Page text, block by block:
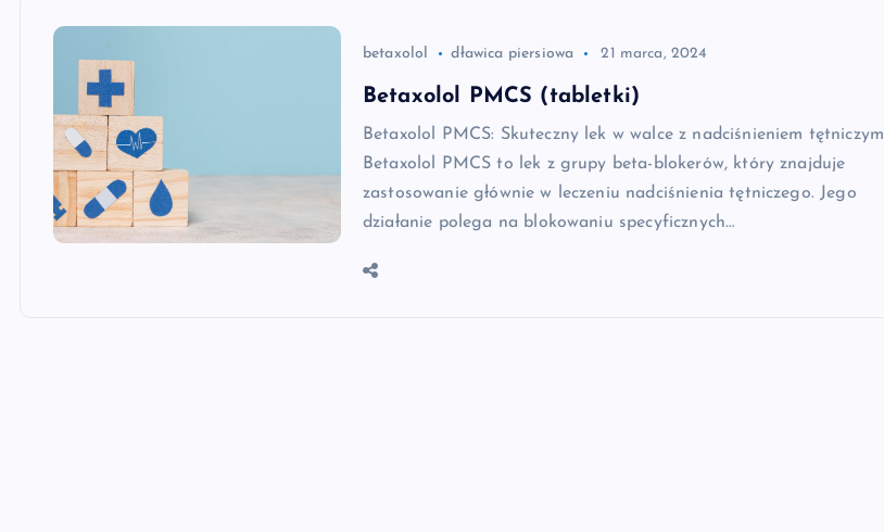
betaxolol dławica piersiowa 21 marca, 2024
Betaxolol PMCS (tabletki)
Betaxolol PMCS: Skuteczny lek w walce z nadciśnieniem tętniczym
Betaxolol PMCS to lek z grupy beta-blokerów, który znajduje
zastosowanie głównie w leczeniu nadciśnienia tętniczego. Jego
działanie polega na blokowaniu specyficznych…